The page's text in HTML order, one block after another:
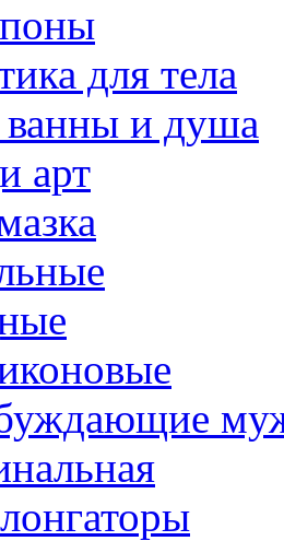
для тела
ванны и душа
арт